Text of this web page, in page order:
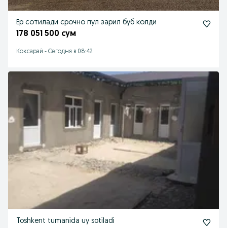
Ер сотилади срочно пул зарил буб колди
178 051 500 сум
Коксарай - Сегодня в 08:42
Toshkent tumanida uy sotiladi